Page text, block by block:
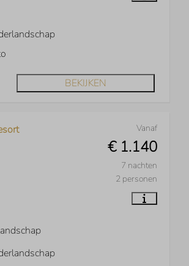
BEKIJKEN
Vanaf
€ 1.140
7 nachten
2 personen